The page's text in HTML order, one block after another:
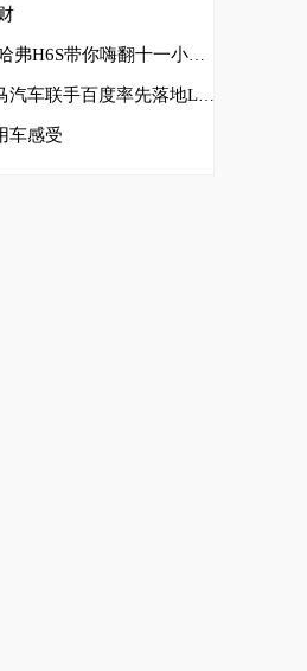
H6S带你嗨翻十一小长假
手百度率先落地L4级别自动驾驶
车感受